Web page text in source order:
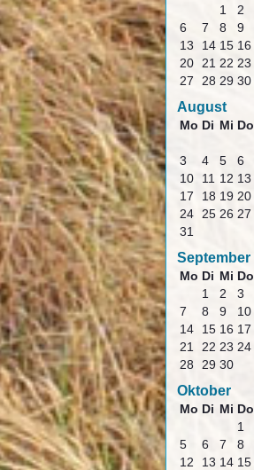
1
2
6
7 8 9
13
14 15 16
20
21 22 23
27
28 29 30
August
Mo Di Mi Do
3
4 5 6
10
11 12 13
17
18 19 20
24 25 26 27
31
September
Mo Di Mi Do
1
2 3
7
8 9 10
14
15 16 17
21
22 23 24
28
29 30
Oktober
Mo Di Mi Do
1
5
6 7 8
12
13 14 15